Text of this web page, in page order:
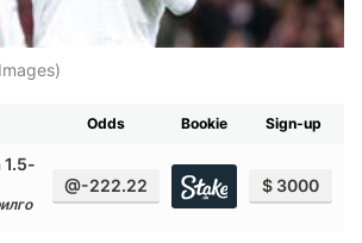
Odds Bookie Sign-up
1.5-
@-222.22 $ 3000